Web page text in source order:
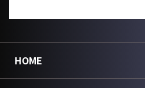
国華電機株式会社
HOME